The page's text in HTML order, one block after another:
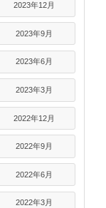
2023年12月
2023年9月
2023年6月
2023年3月
2022年12月
2022年9月
2022年6月
2022年3月